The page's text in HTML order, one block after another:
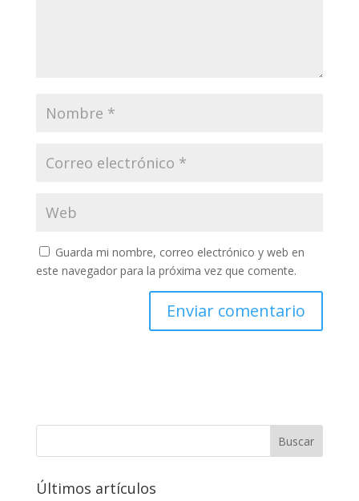
Guarda mi nombre, correo electrónico y web en
este navegador para la próxima vez que comente.
Últimos artículos